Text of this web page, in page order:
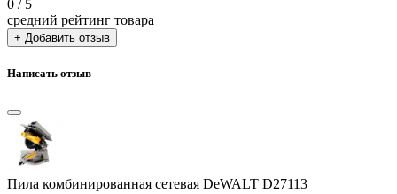
0 / 5
средний рейтинг товара
+ Добавить отзыв
Написать отзыв
Пила комбинированная сетевая DeWALT D27113